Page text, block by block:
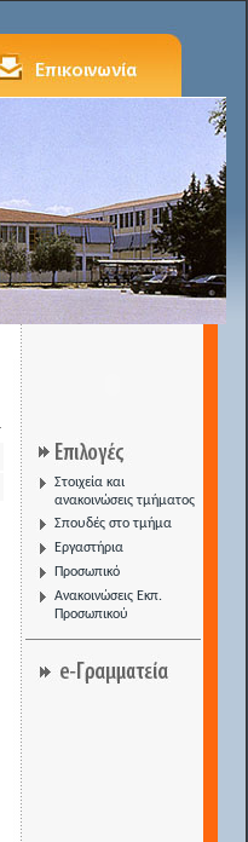
Στοιχεία και
ανακοινώσεις τμήματος
Σπουδές στο τμήμα
Εργαστήρια
Προσωπικό
Ανακοινώσεις Εκπ.
Προσωπικού